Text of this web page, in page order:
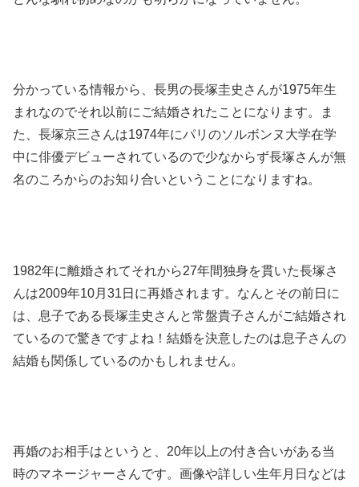
分かっている情報から、長男の長塚圭史さんが1975年生
まれなのでそれ以前にご結婚されたことになります。ま
た、長塚京三さんは1974年にパリのソルボンヌ大学在学
中に俳優デビューされているので少なからず長塚さんが無
名のころからのお知り合いということになりますね。
1982年に離婚されてそれから27年間独身を貫いた長塚さ
んは2009年10月31日に再婚されます。なんとその前日に
は、息子である長塚圭史さんと常盤貴子さんがご結婚され
ているので驚きですよね！結婚を決意したのは息子さんの
結婚も関係しているのかもしれません。
再婚のお相手はというと、20年以上の付き合いがある当
時のマネージャーさんです。画像や詳しい生年月日などは